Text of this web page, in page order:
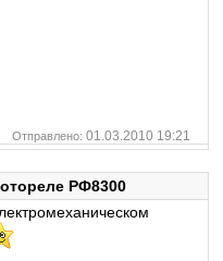
Отправлено: 01.03.2010 19:21
РФ8300